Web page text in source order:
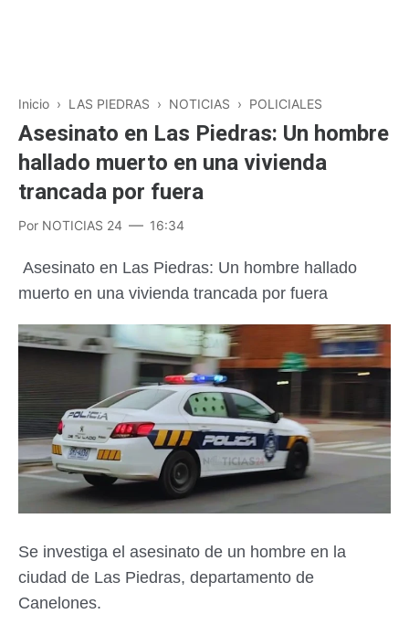
Inicio › LAS PIEDRAS › NOTICIAS › POLICIALES
Asesinato en Las Piedras: Un hombre
hallado muerto en una vivienda
trancada por fuera
Por NOTICIAS 24 16:34
Asesinato en Las Piedras: Un hombre hallado
muerto en una vivienda trancada por fuera
Se investiga el asesinato de un hombre en la
ciudad de Las Piedras, departamento de
Canelones.